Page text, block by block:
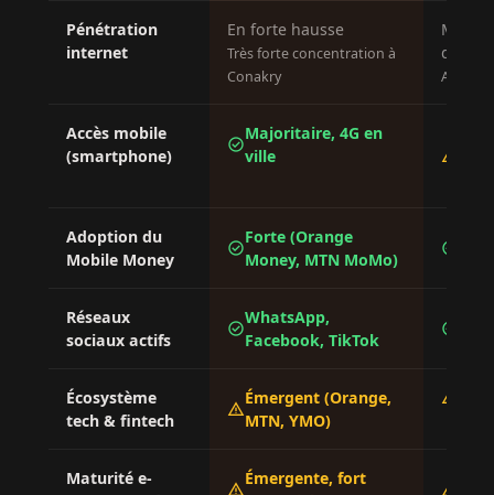
Pénétration
internet
En forte hausse
Très forte concentration à
Conakry
Accès
Accès mobile
(smartphone)
check_circle
Majoritaire, 4G en
ville
warning
Adoption du
Mobile Money
check_circle
Forte (Orange
Money, MTN MoMo)
check_circle
Réseaux
sociaux actifs
check_circle
WhatsApp,
Facebook, TikTok
check_circle
Écosystème
tech & fintech
warning
Émergent (Orange,
MTN, YMO)
warning
Maturité e-
warning
Émergente, fort
warning